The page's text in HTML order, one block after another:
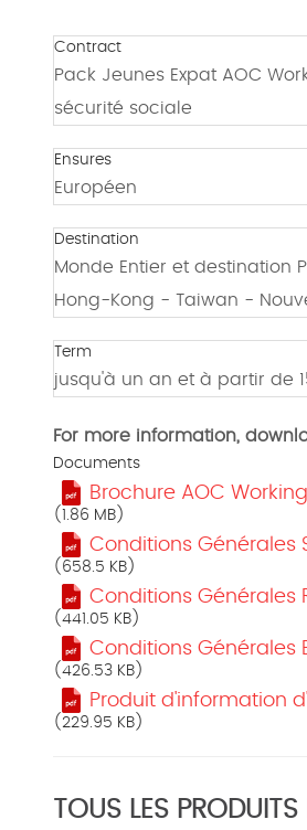
Contract
Pack Jeunes Expat AOC
sécurité sociale
Ensures
Européen
Destination
Monde Entier et
Hong-Kong - Taiwan -
Term
jusqu'à un an et à partir de
For more information,
Documents
Brochure AOC
(1.86 MB)
Conditions Générales
(658.5 KB)
Conditions Générales
(441.05 KB)
Conditions Générales
(426.53 KB)
Produit d'information
(229.95 KB)
TOUS LES